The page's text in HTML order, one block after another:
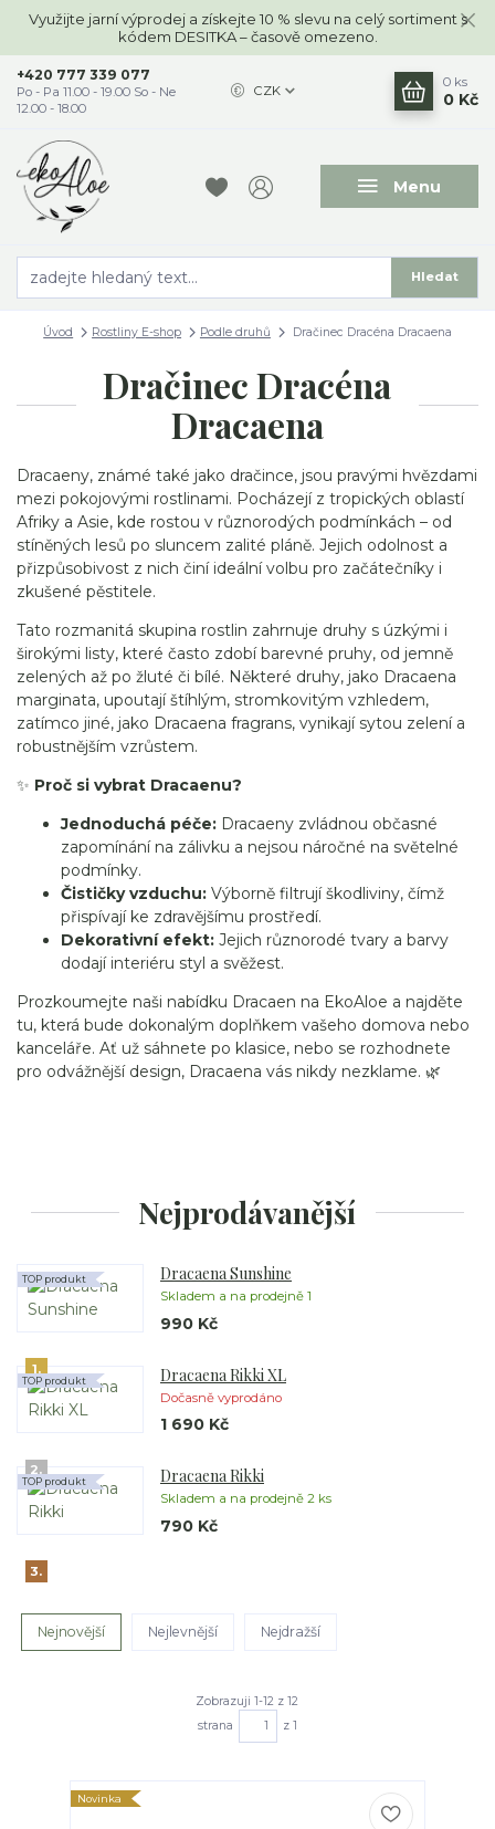
Využijte jarní výprodej a získejte 10 % slevu na celý sortiment s
kódem DESITKA – časově omezeno.
Menu
CZK
Hledat
+420 777 339 077
Po - Pa 11.00 - 19.00 So - Ne
12.00 - 18.00
0 ks
0 Kč
Úvod Rostliny E-shop Podle druhů Dračinec Dracéna Dracaena
Dračinec Dracéna
Dracaena
Dracaeny, známé také jako dračince, jsou pravými hvězdami
mezi pokojovými rostlinami. Pocházejí z tropických oblastí
Afriky a Asie, kde rostou v různorodých podmínkách – od
stíněných lesů po sluncem zalité pláně. Jejich odolnost a
přizpůsobivost z nich činí ideální volbu pro začátečníky i
zkušené pěstitele.
Tato rozmanitá skupina rostlin zahrnuje druhy s úzkými i
širokými listy, které často zdobí barevné pruhy, od jemně
zelených až po žluté či bílé. Některé druhy, jako Dracaena
marginata, upoutají štíhlým, stromkovitým vzhledem,
zatímco jiné, jako Dracaena fragrans, vynikají sytou zelení a
robustnějším vzrůstem.
✨ Proč si vybrat Dracaenu?
Jednoduchá péče: Dracaeny zvládnou občasné
zapomínání na zálivku a nejsou náročné na světelné
podmínky.
Čističky vzduchu: Výborně filtrují škodliviny, čímž
přispívají ke zdravějšímu prostředí.
Dekorativní efekt: Jejich různorodé tvary a barvy
dodají interiéru styl a svěžest.
Prozkoumejte naši nabídku Dracaen na EkoAloe a najděte
tu, která bude dokonalým doplňkem vašeho domova nebo
kanceláře. Ať už sáhnete po klasice, nebo se rozhodnete
pro odvážnější design, Dracaena vás nikdy nezklame. 🌿
Nejprodávanější
1.
Dracaena Sunshine
Skladem a na prodejně 1
TOP produkt
990 Kč
2.
Dracaena Rikki XL
Dočasně vyprodáno
TOP produkt
1 690 Kč
3.
Dracaena Rikki
Skladem a na prodejně 2 ks
TOP produkt
790 Kč
Nejnovější Nejlevnější Nejdražší
Zobrazuji 1-12 z 12
strana
z 1
Novinka